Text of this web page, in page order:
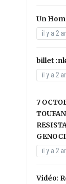
Un
il y a 2
il y a 2
7
il y a 2
Vidéo: